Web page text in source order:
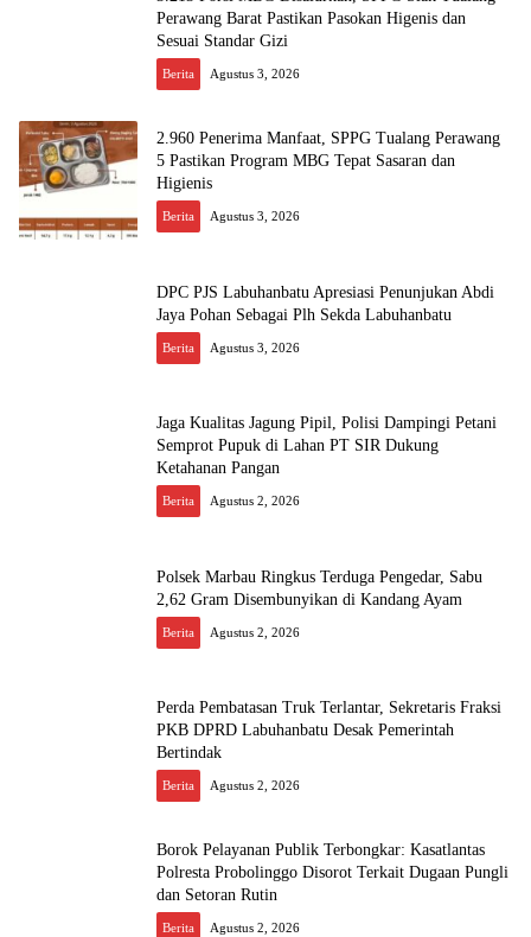
Perawang Barat Pastikan Pasokan Higenis dan
Sesuai Standar Gizi
Berita Agustus 3, 2026
2.960 Penerima Manfaat, SPPG Tualang Perawang
5 Pastikan Program MBG Tepat Sasaran dan
Higienis
Berita Agustus 3, 2026
DPC PJS Labuhanbatu Apresiasi Penunjukan Abdi
Jaya Pohan Sebagai Plh Sekda Labuhanbatu
Berita Agustus 3, 2026
Jaga Kualitas Jagung Pipil, Polisi Dampingi Petani
Semprot Pupuk di Lahan PT SIR Dukung
Ketahanan Pangan
Berita Agustus 2, 2026
Polsek Marbau Ringkus Terduga Pengedar, Sabu
2,62 Gram Disembunyikan di Kandang Ayam
Berita Agustus 2, 2026
Perda Pembatasan Truk Terlantar, Sekretaris Fraksi
PKB DPRD Labuhanbatu Desak Pemerintah
Bertindak
Berita Agustus 2, 2026
Borok Pelayanan Publik Terbongkar: Kasatlantas
Polresta Probolinggo Disorot Terkait Dugaan Pungli
dan Setoran Rutin
Berita Agustus 2, 2026